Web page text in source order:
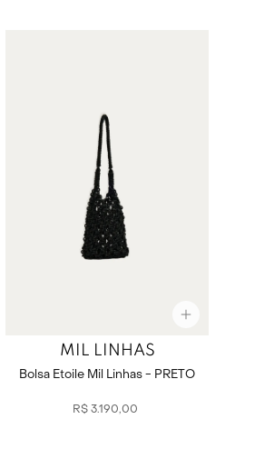
MIL LINHAS
Bolsa Etoile Mil Linhas - PRETO
R$ 3.190,00